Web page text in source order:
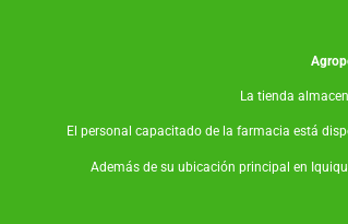
La tienda
El personal capacitado de la farmacia está
Además de su ubicación principal en